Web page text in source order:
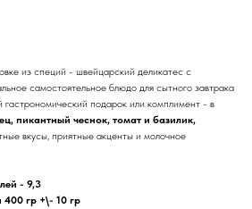
из специй - швейцарский деликатес с
самостоятельное блюдо для сытного завтрака
гастрономический подарок или комплимент - в
пикантный чеснок, томат и базилик,
вкусы, приятные акценты и молочное
- 9,3
гр +\- 10 гр